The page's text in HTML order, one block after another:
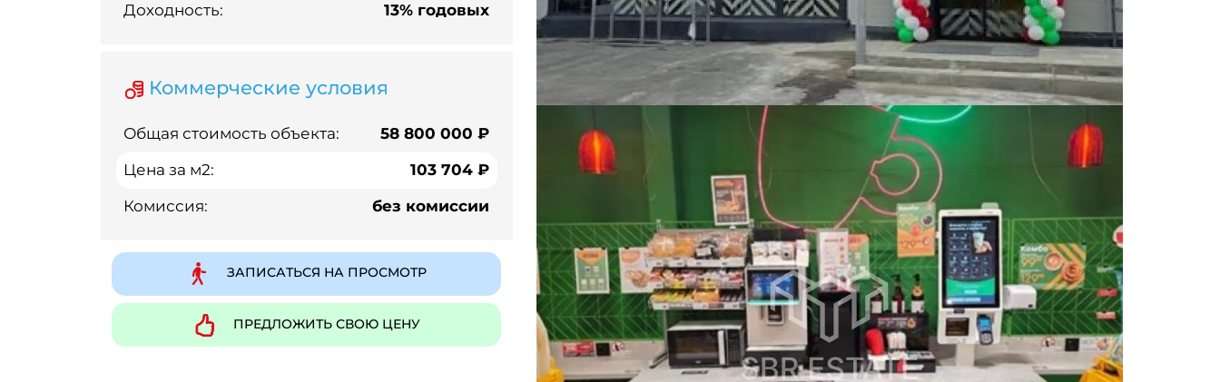
Доходность:
13% годовых
Коммерческие условия
Общая стоимость объекта:
58 800 000 ₽
Цена за м2:
103 704 ₽
Комиссия:
без комиссии
ЗАПИСАТЬСЯ НА ПРОСМОТР
ПРЕДЛОЖИТЬ СВОЮ ЦЕНУ